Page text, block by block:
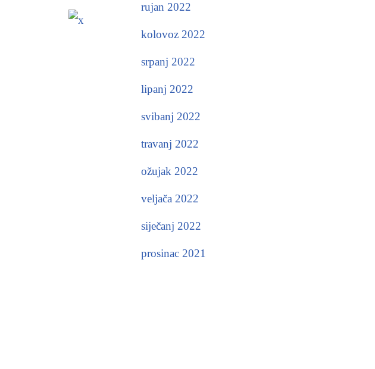
rujan 2022
kolovoz 2022
srpanj 2022
lipanj 2022
svibanj 2022
travanj 2022
ožujak 2022
veljača 2022
siječanj 2022
prosinac 2021